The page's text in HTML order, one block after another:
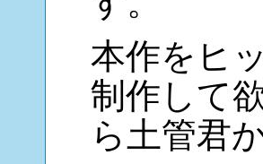
本作をヒ
制作して
ら土管君